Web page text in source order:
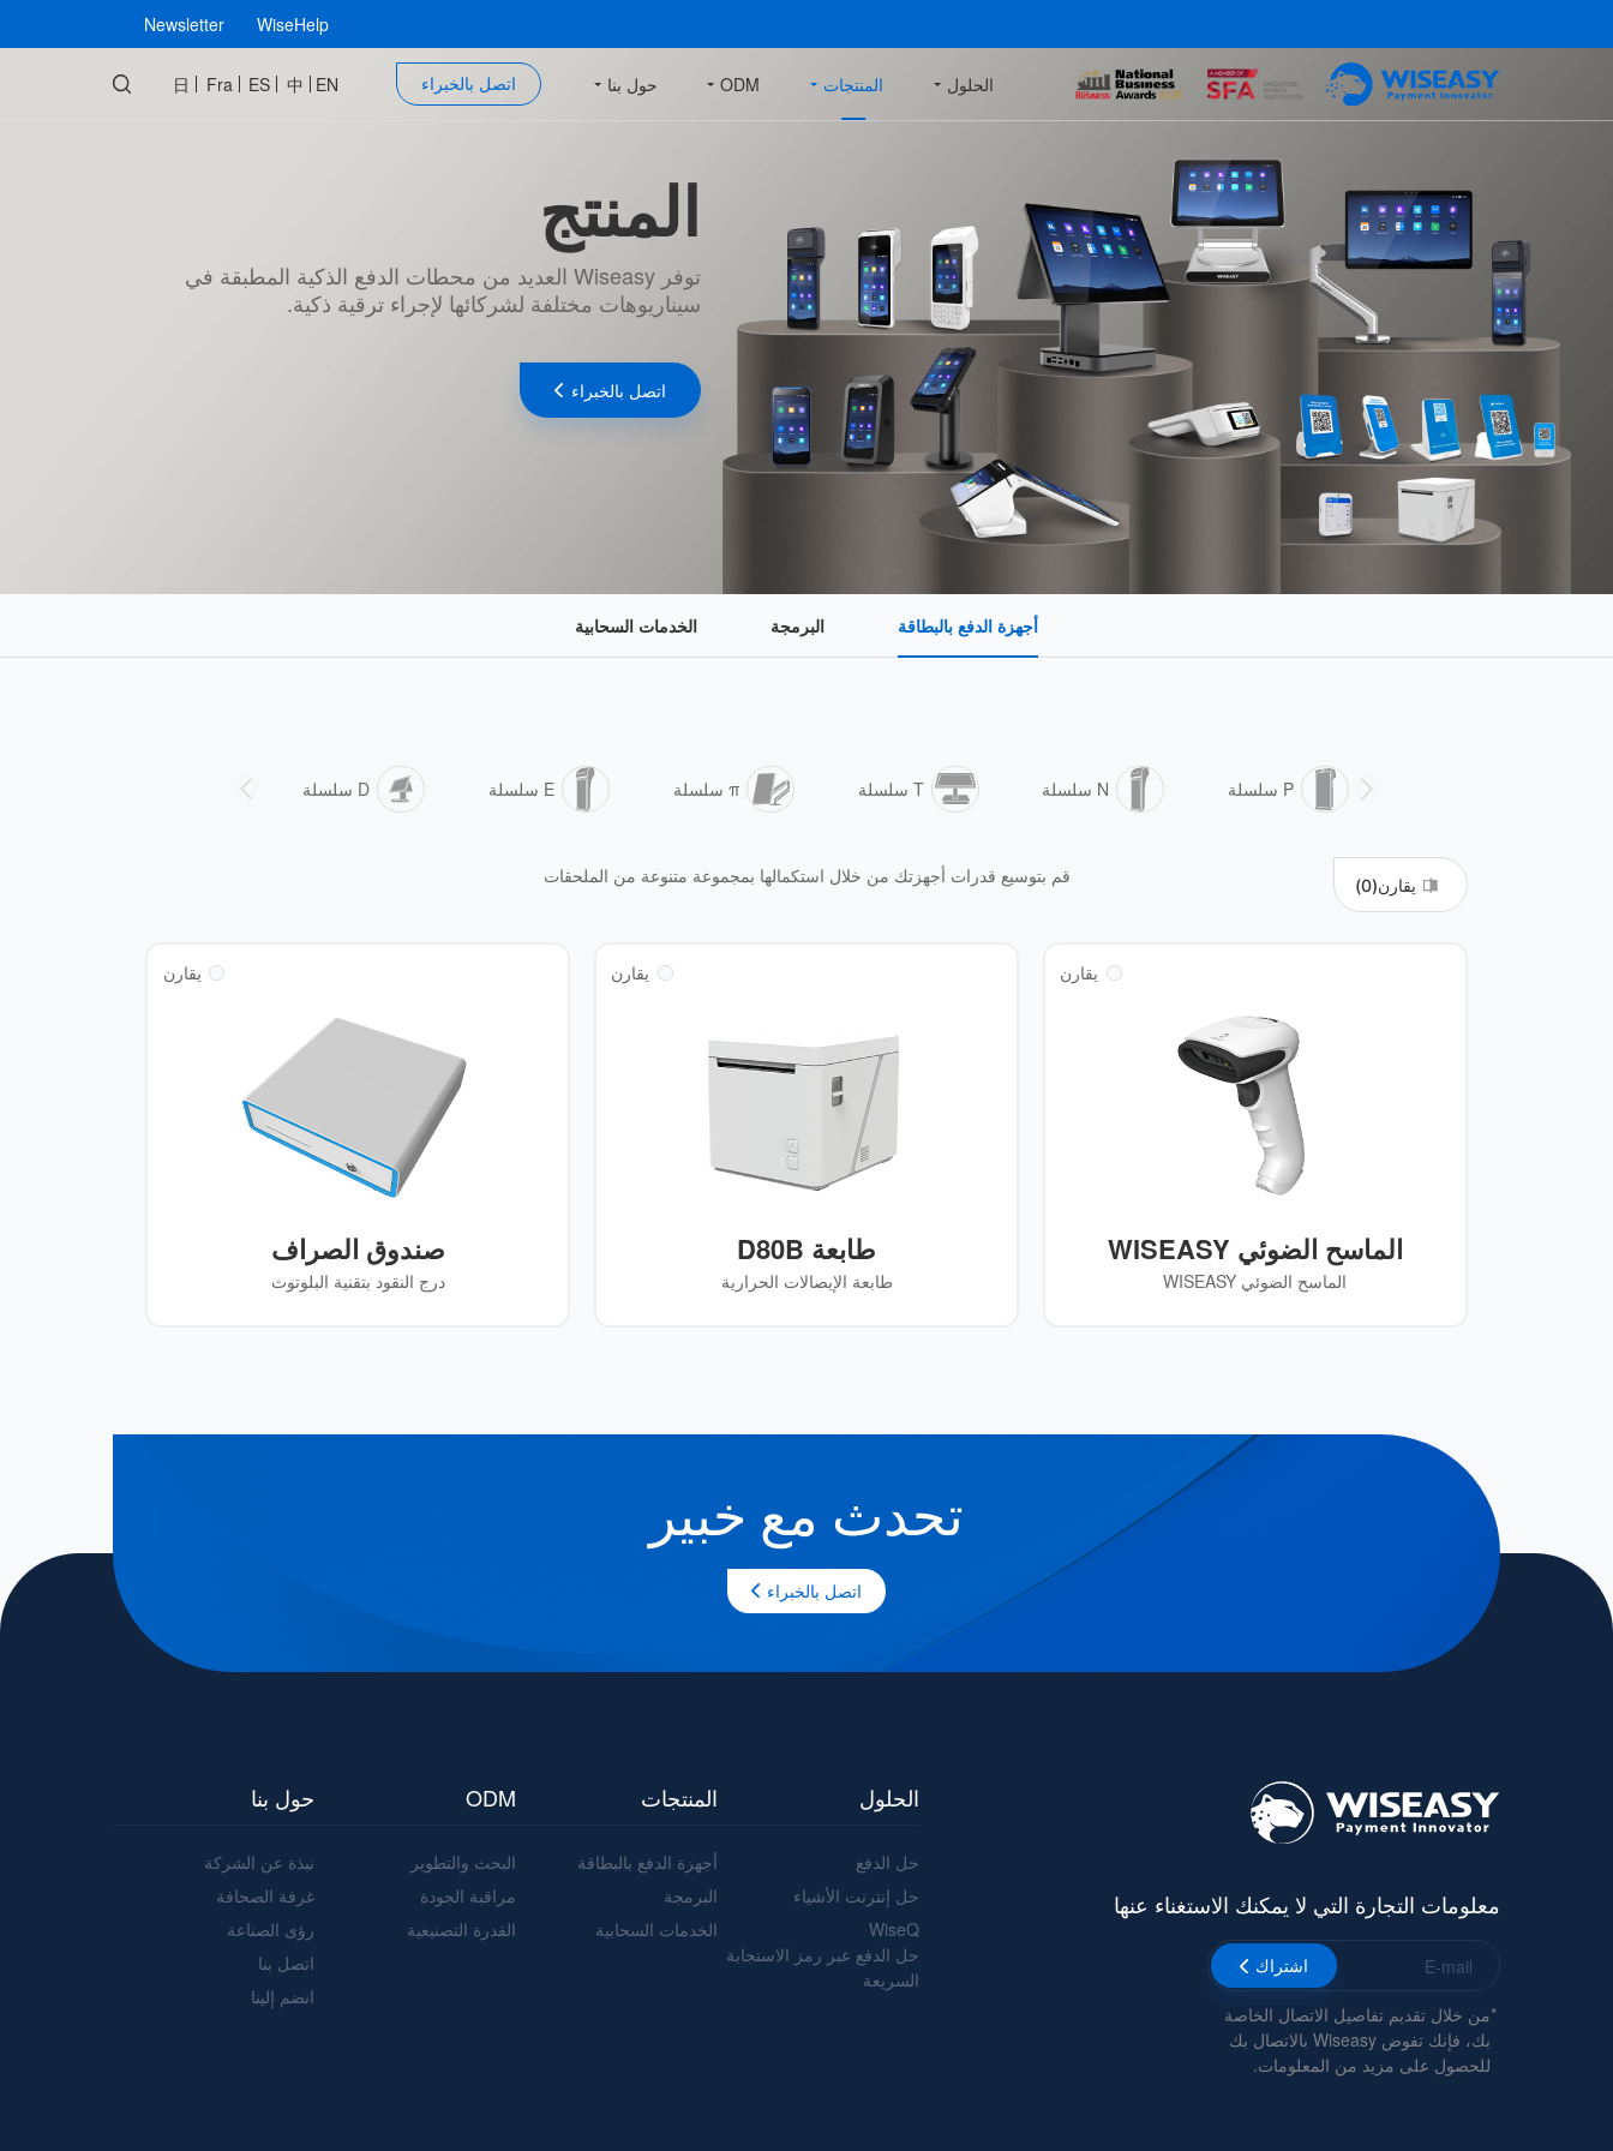
WiseHelp
Newsletter
الحلول المنتجات ODM حول بنا اتصل بالخبراء EN
中
ES
Fra
日
المنتج
توفر Wiseasy العديد من محطات الدفع الذكية المطبقة في
سيناريوهات مختلفة لشركائها لإجراء ترقية ذكية.
اتصل بالخبراء
أجهزة الدفع بالبطاقة البرمجة الخدمات السحابية
P سلسلة N سلسلة T سلسلة π سلسلة E سلسلة D سلسلة
يقارن(0
) قم بتوسيع قدرات أجهزتك من خلال استكمالها بمجموعة متنوعة من الملحقات
يقارن
الماسح الضوئي WISEASY
الماسح الضوئي WISEASY
يقارن
طابعة D80B
طابعة الإيصالات الحرارية
يقارن
صندوق الصراف
درج النقود بتقنية البلوتوث
تحدث مع خبير
اتصل بالخبراء
معلومات التجارة التي لا يمكنك الاستغناء عنها
اشتراك
*من خلال تقديم تفاصيل الاتصال الخاصة
بك، فإنك تفوض Wiseasy بالاتصال بك
للحصول على مزيد من المعلومات.
الحلول
حل الدفع
حل إنترنت الأشياء
WiseQ
حل الدفع عبر رمز الاستجابة
السريعة
المنتجات
أجهزة الدفع بالبطاقة
البرمجة
الخدمات السحابية
ODM
البحث والتطوير
مراقبة الجودة
القدرة التصنيعية
حول بنا
نبذة عن الشركة
غرفة الصحافة
رؤى الصناعة
اتصل بنا
انضم إلينا